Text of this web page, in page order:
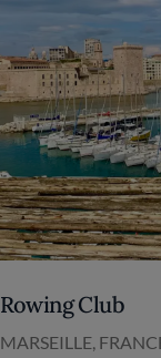
Rowing Club
MARSEILLE,